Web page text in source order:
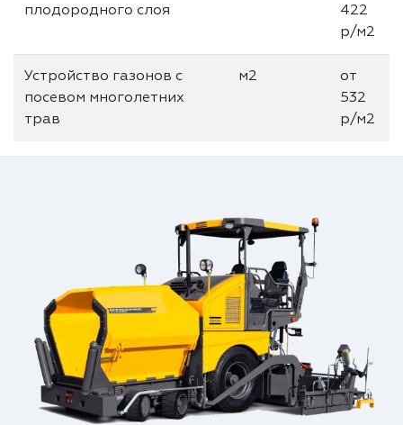
плодородного слоя
422
р/м2
Устройство газонов с
посевом многолетних
трав
м2
от
532
р/м2